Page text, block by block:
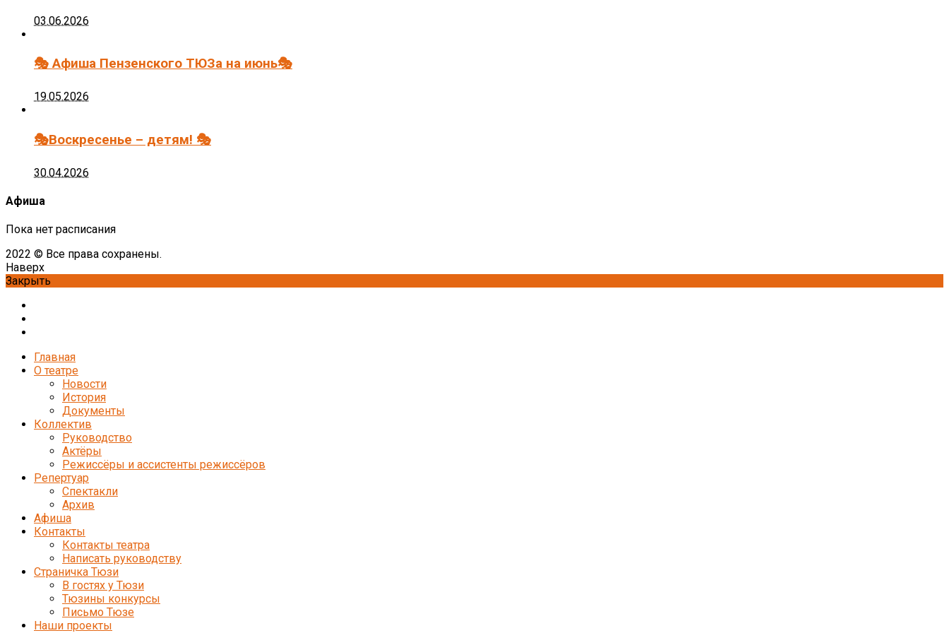
03.06.2026
🎭 Афиша Пензенского ТЮЗа на июнь🎭
19.05.2026
🎭Воскресенье – детям! 🎭
30.04.2026
Афиша
Пока нет расписания
2022 © Все права сохранены.
Наверх
Закрыть
Главная
О театре
Новости
История
Документы
Коллектив
Руководство
Актёры
Режиссёры и ассистенты режиссёров
Репертуар
Спектакли
Архив
Афиша
Контакты
Контакты театра
Написать руководству
Страничка Тюзи
В гостях у Тюзи
Тюзины конкурсы
Письмо Тюзе
Наши проекты